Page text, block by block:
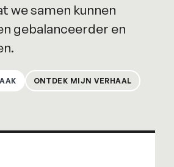
we samen kunnen
gebalanceerder en
ONTDEK MIJN VERHAAL